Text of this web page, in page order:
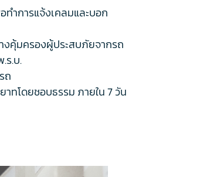
ทำการแจ้งเคลมและบอก
งคุ้มครองผู้ประสบภัยจากรถ
ร.บ.
ถ
ทโดยชอบธรรม ภายใน 7 วัน